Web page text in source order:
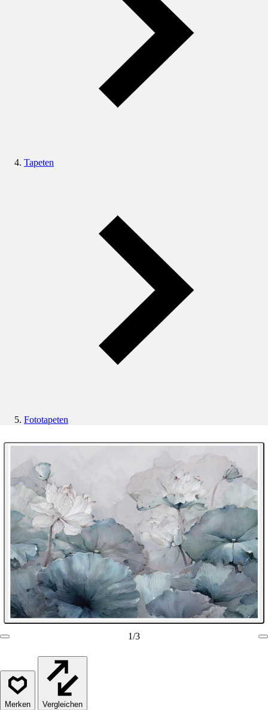
Tapeten
Fototapeten
1/3
Vergleichen